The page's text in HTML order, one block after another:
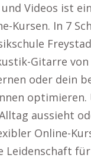
Videos ist
Kursen. In 7
Gitarre
oder dein
optimieren.
aussieht
Online-
Leidenschaft